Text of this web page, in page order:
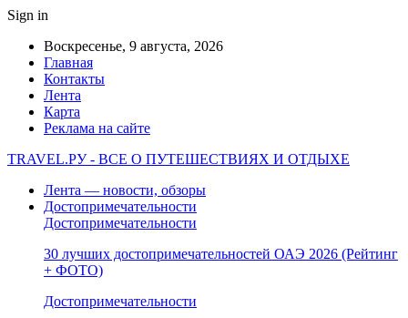
Sign in
Воскресенье, 9 августа, 2026
Главная
Контакты
Лента
Карта
Реклама на сайте
TRAVEL.РУ - ВСЕ О ПУТЕШЕСТВИЯХ И ОТДЫХЕ
Лента — новости, обзоры
Достопримечательности
Достопримечательности
30 лучших достопримечательностей ОАЭ 2026 (Рейтинг
+ ФОТО)
Достопримечательности